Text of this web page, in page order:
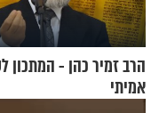
הרב זמיר כהן - המתכון
אמיתי